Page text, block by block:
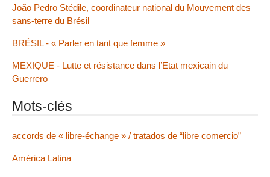
João Pedro Stédile, coordinateur national du Mouvement des
sans-terre du Brésil
BRÉSIL - « Parler en tant que femme »
MEXIQUE - Lutte et résistance dans l’Etat mexicain du
Guerrero
Mots-clés
accords de « libre-échange » / tratados de “libre comercio”
América Latina